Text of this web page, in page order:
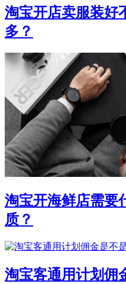
淘宝开店卖服装好
多？
淘宝开海鲜店需要
质？
淘宝客通用计划佣